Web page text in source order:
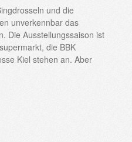
und die
unverkennbar das
Die Ausstellungssaison ist
die BBK
Kiel stehen an. Aber